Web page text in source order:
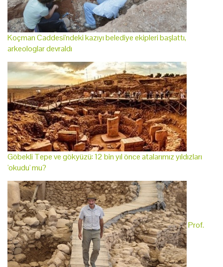
Koçman Caddesi'ndeki kazıyı belediye ekipleri başlattı,
arkeologlar devraldı
Göbekli Tepe ve gökyüzü: 12 bin yıl önce atalarımız yıldızları
'okudu' mu?
Prof.